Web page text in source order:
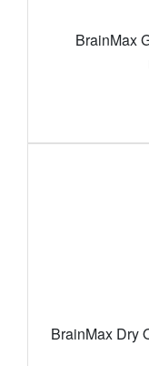
BrainMax
BrainMax Dry